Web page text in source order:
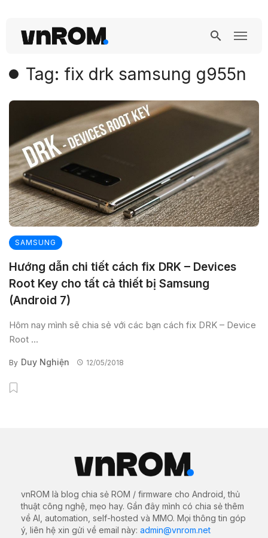
Tag: fix drk samsung g955n
SAMSUNG
Hướng dẫn chi tiết cách fix DRK – Devices
Root Key cho tất cả thiết bị Samsung
(Android 7)
Hôm nay mình sẽ chia sẻ với các bạn cách fix DRK – Device
Root ...
By Duy Nghiện 12/05/2018
vnROM là blog chia sẻ ROM / firmware cho Android, thủ
thuật công nghệ, mẹo hay. Gần đây mình có chia sẻ thêm
về AI, automation, self-hosted và MMO. Mọi thông tin góp
ý, liên hệ xin gửi về email này: admin@vnrom.net